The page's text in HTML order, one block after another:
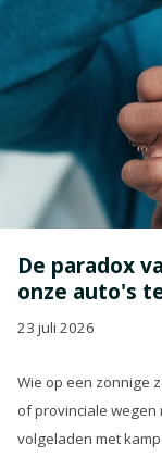
De paradox
onze auto's
23 juli 2026
Wie op een zonnige
of provinciale wegen
volgeladen met